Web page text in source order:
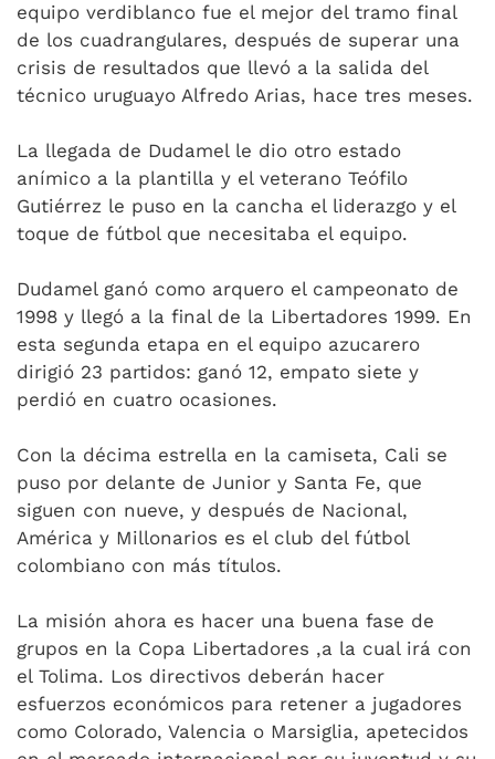
equipo verdiblanco fue el mejor del tramo final
de los cuadrangulares, después de superar una
crisis de resultados que llevó a la salida del
técnico uruguayo Alfredo Arias, hace tres meses.
La llegada de Dudamel le dio otro estado
anímico a la plantilla y el veterano Teófilo
Gutiérrez le puso en la cancha el liderazgo y el
toque de fútbol que necesitaba el equipo.
Dudamel ganó como arquero el campeonato de
1998 y llegó a la final de la Libertadores 1999. En
esta segunda etapa en el equipo azucarero
dirigió 23 partidos: ganó 12, empato siete y
perdió en cuatro ocasiones.
Con la décima estrella en la camiseta, Cali se
puso por delante de Junior y Santa Fe, que
siguen con nueve, y después de Nacional,
América y Millonarios es el club del fútbol
colombiano con más títulos.
La misión ahora es hacer una buena fase de
grupos en la Copa Libertadores ,a la cual irá con
el Tolima. Los directivos deberán hacer
esfuerzos económicos para retener a jugadores
como Colorado, Valencia o Marsiglia, apetecidos